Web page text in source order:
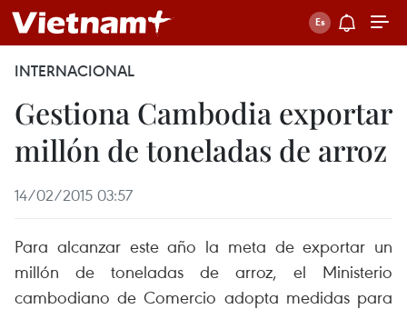
INTERNACIONAL
Gestiona Cambodia exportar
millón de toneladas de arroz
14/02/2015 03:57
Para alcanzar este año la meta de exportar un
millón de toneladas de arroz, el Ministerio
cambodiano de Comercio adopta medidas para